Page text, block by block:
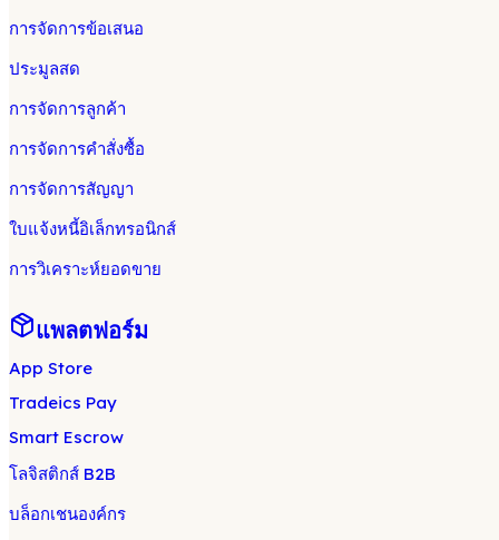
การจัดการข้อเสนอ
ประมูลสด
การจัดการลูกค้า
การจัดการคำสั่งซื้อ
การจัดการสัญญา
ใบแจ้งหนี้อิเล็กทรอนิกส์
การวิเคราะห์ยอดขาย
แพลตฟอร์ม
App Store
Tradeics Pay
Smart Escrow
โลจิสติกส์ B2B
บล็อกเชนองค์กร